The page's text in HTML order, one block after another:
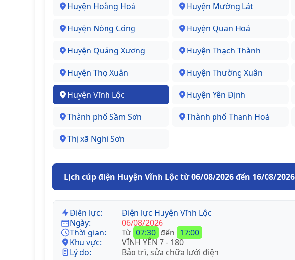
Huyện Hoằng Hoá Huyện Mường Lát
Huyện Nông Cống Huyện Quan Hoá
Huyện Quảng Xương Huyện Thạch Thành
Huyện Thọ Xuân Huyện Thường Xuân
Huyện Vĩnh Lộc Huyện Yên Định
Thành phố Sầm Sơn Thành phố Thanh Hoá
Thị xã Nghi Sơn
Lịch cúp điện Huyện Vĩnh Lộc từ 06/08/2026 đến 16/08/2026
Điện lực:
Điện lực Huyện Vĩnh Lộc
Ngày:
06/08/2026
Thời gian:
Từ 07:30 đến 17:00
Khu vực:
VĨNH YÊN 7 - 180
Lý do:
Bảo trì, sửa chữa lưới điện